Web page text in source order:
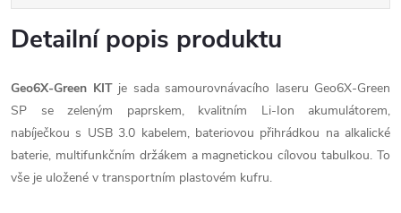
Detailní popis produktu
Geo6X-Green KITje sada samourovnávacího laseru Geo6X-Green
SP se zeleným paprskem, kvalitním Li-Ion akumulátorem,
nabíječkou s USB 3.0 kabelem, bateriovou přihrádkou na alkalické
baterie, multifunkčním držákem a magnetickou cílovou tabulkou. To
vše je uložené v transportním plastovém kufru.